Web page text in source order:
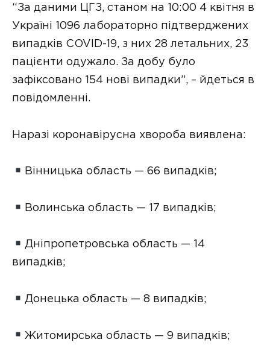
“За даними ЦГЗ, станом на 10:00 4 квітня в
Україні 1096 лабораторно підтверджених
випадків COVID-19, з них 28 летальних, 23
пацієнти одужало. За добу було
зафіксовано 154 нові випадки”, – йдеться в
повідомленні.
Наразі коронавірусна хвороба виявлена:
Вінницька область — 66 випадків;
Волинська область — 17 випадків;
Дніпропетровська область — 14
випадків;
Донецька область — 8 випадків;
Житомирська область — 9 випадків;